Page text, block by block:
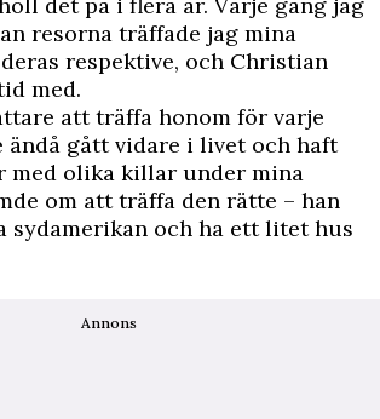
det på i flera år. Varje gång jag
resorna träffade jag mina
respektive, och Christian
med.
att träffa honom för varje
ändå gått vidare i livet och haft
med olika killar under mina
om att träffa den rätte – han
sydamerikan och ha ett litet hus
Annons